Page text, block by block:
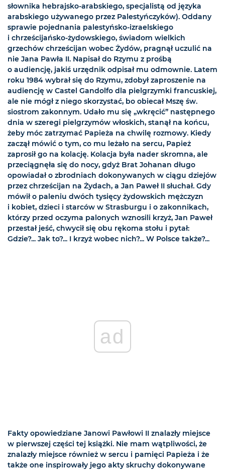
słownika hebrajsko-arabskiego, specjalistą od języka
arabskiego używanego przez Palestyńczyków). Oddany
sprawie pojednania palestyńsko-izraelskiego
i chrześcijańsko-żydowskiego, świadom wielkich
grzechów chrześcijan wobec Żydów, pragnął uczulić na
nie Jana Pawła II. Napisał do Rzymu z prośbą
o audiencję, jakiś urzędnik odpisał mu odmownie. Latem
roku 1984 wybrał się do Rzymu, zdobył zaproszenie na
audiencję w Castel Gandolfo dla pielgrzymki francuskiej,
ale nie mógł z niego skorzystać, bo obiecał Mszę św.
siostrom zakonnym. Udało mu się „wkręcić” następnego
dnia w szeregi pielgrzymów włoskich, stanął na końcu,
żeby móc zatrzymać Papieża na chwilę rozmowy. Kiedy
zaczął mówić o tym, co mu leżało na sercu, Papież
zaprosił go na kolację. Kolacja była nader skromna, ale
przeciągnęła się do nocy, gdyż Brat Johanan długo
opowiadał o zbrodniach dokonywanych w ciągu dziejów
przez chrześcijan na Żydach, a Jan Paweł II słuchał. Gdy
mówił o paleniu dwóch tysięcy żydowskich mężczyzn
i kobiet, dzieci i starców w Strasburgu i o zakonnikach,
którzy przed oczyma palonych wznosili krzyż, Jan Paweł
przestał jeść, chwycił się obu rękoma stołu i pytał:
Gdzie?... Jak to?... I krzyż wobec nich?... W Polsce także?...
ad
Fakty opowiedziane Janowi Pawłowi II znalazły miejsce
w pierwszej części tej książki. Nie mam wątpliwości, że
znalazły miejsce również w sercu i pamięci Papieża i że
także one inspirowały jego akty skruchy dokonywane